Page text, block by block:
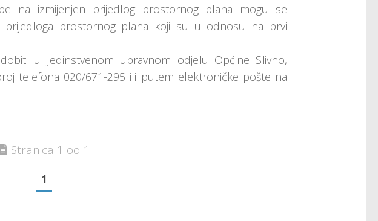
na izmijenjen prijedlog prostornog plana mogu se
prijedloga prostornog plana koji su u odnosu na prvi
u Jedinstvenom upravnom odjelu Općine Slivno,
telefona 020/671-295 ili putem elektroničke pošte na
Stranica 1 od 1
1